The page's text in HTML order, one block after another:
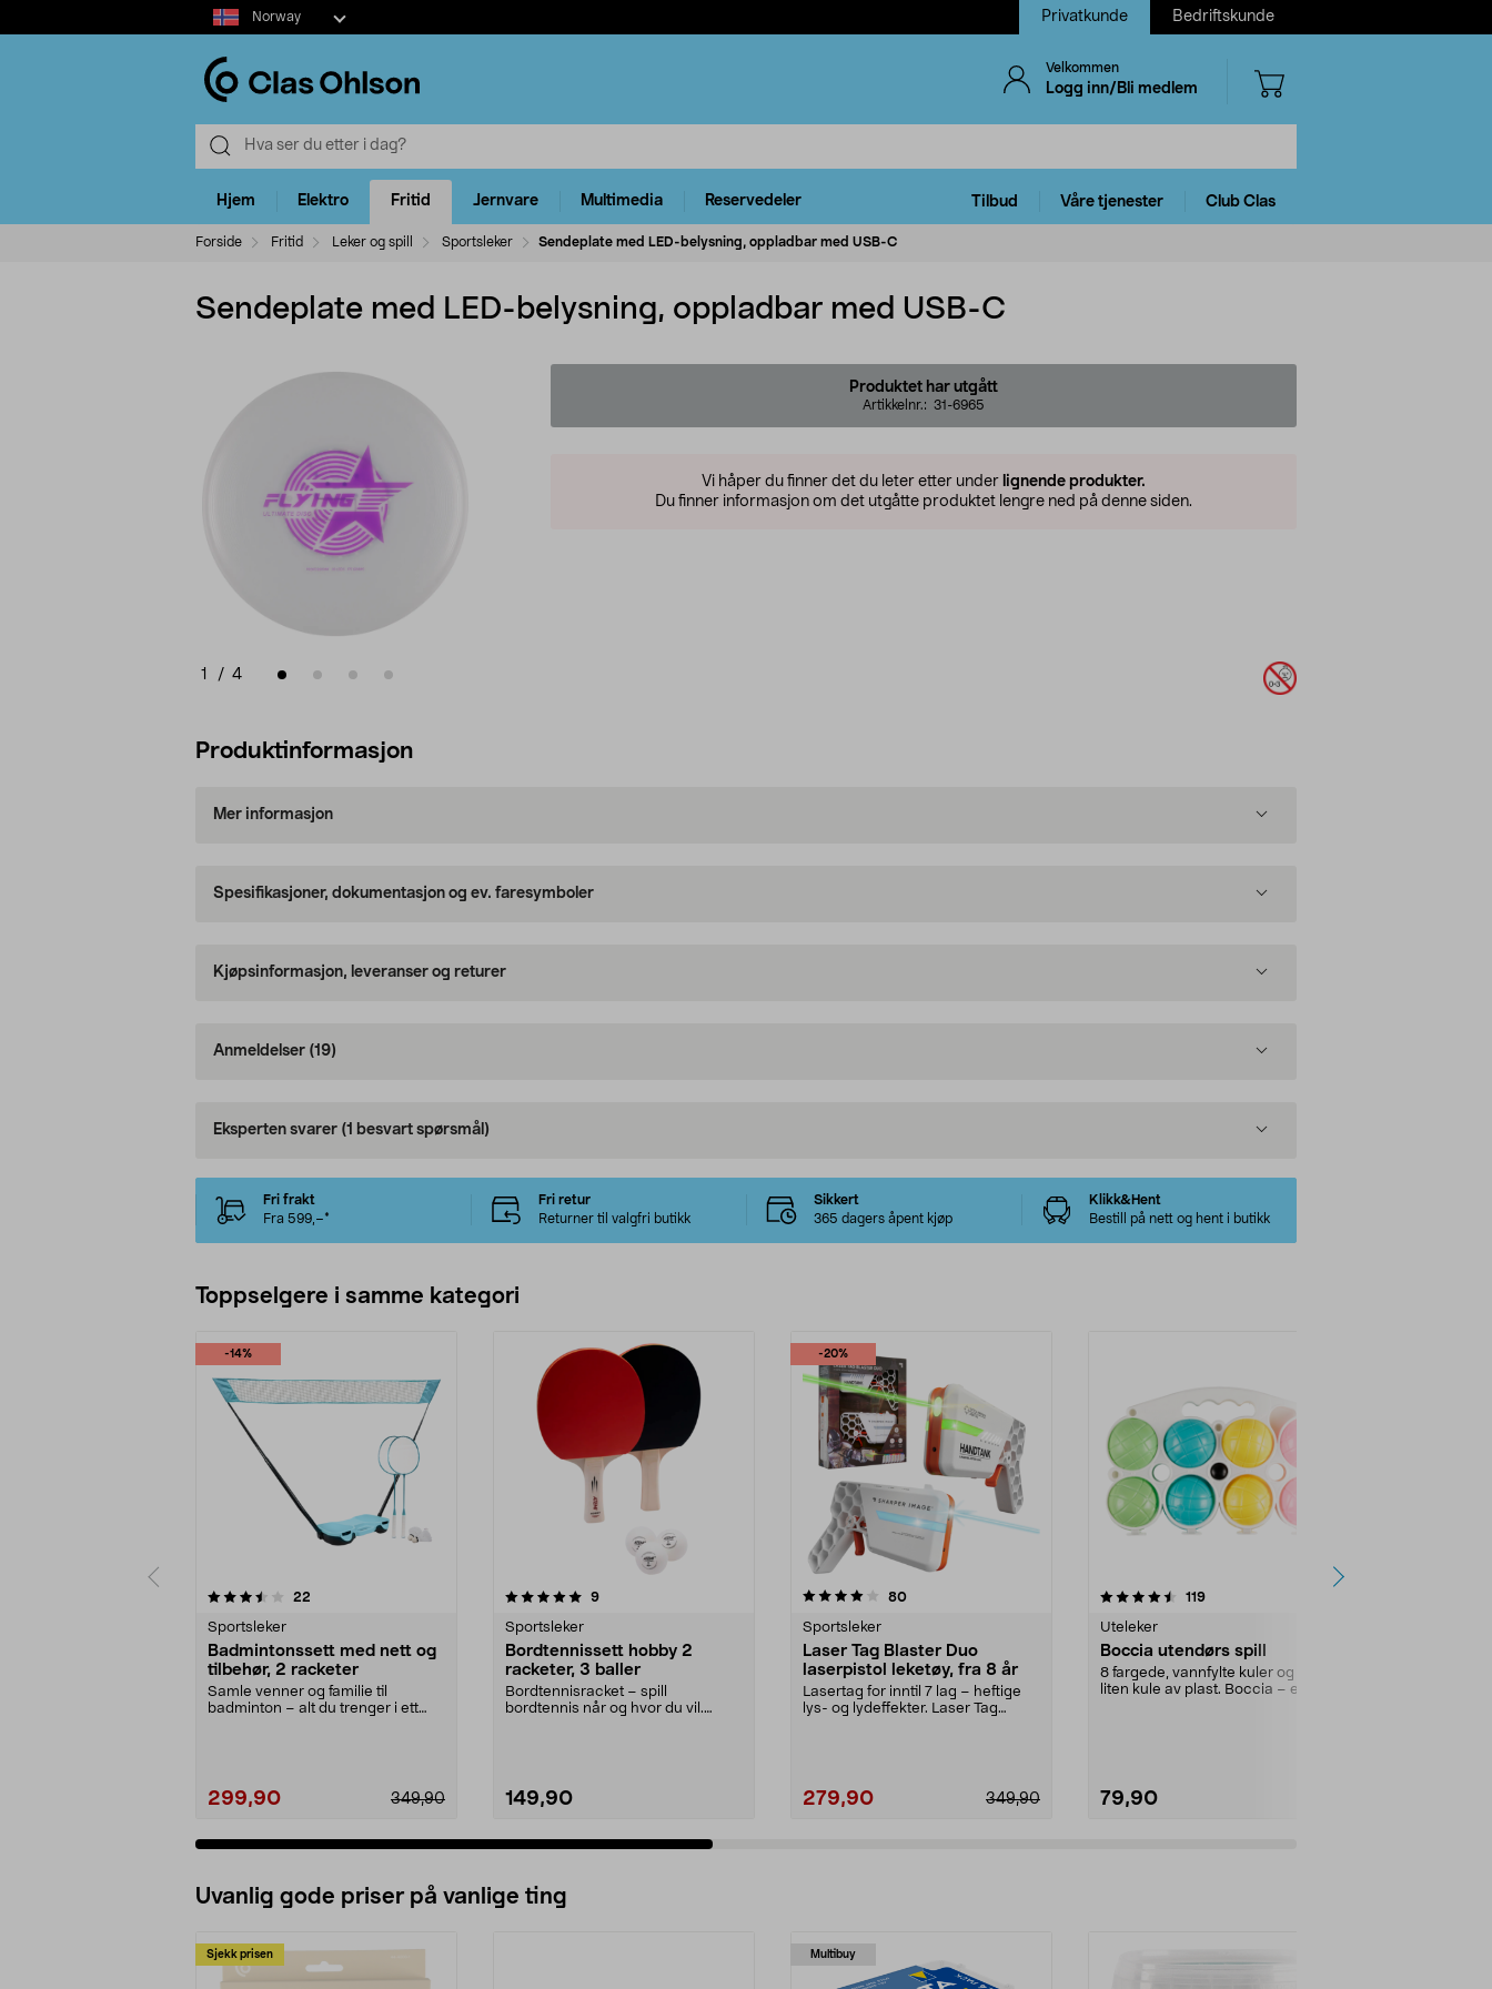
Select
market
Norway Privatkunde Bedriftskunde
Velkommen
Logg inn/Bli medlem
Hjem Elektro Fritid Jernvare Multimedia Reservedeler Tilbud Våre tjenester Club Clas
Forside Fritid Leker og spill Sportsleker Sendeplate med LED-belysning, oppladbar med USB-C
Sendeplate med LED-belysning, oppladbar med USB-C
1 / 4
Produktet har utgått
Artikkelnr.: 31-6965
Vi håper du finner det du leter etter under lignende produkter.
Du finner informasjon om det utgåtte produktet lengre ned på denne siden.
Produktinformasjon
Mer informasjon
Spesifikasjoner, dokumentasjon og ev. faresymboler
Kjøpsinformasjon, leveranser og returer
Anmeldelser (19)
Eksperten svarer (1 besvart spørsmål)
Fri frakt
Fra 599,–*
Fri retur
Returner til valgfri butikk
Sikkert
365 dagers åpent kjøp
Klikk&Hent
Bestill på nett og hent i butikk
Toppselgere i samme kategori
-14%
22
Sportsleker
Badmintonssett med nett og
tilbehør, 2 racketer
Samle venner og familie til
badminton – alt du trenger i ett
299,90 349,90
5.0 av 5 stjerner 9anmeldelser
Sportsleker
Bordtennissett hobby 2
racketer, 3 baller
Bordtennisracket – spill
bordtennis når og hvor du vil.
149,90
-20%
4.0 av 5 stjerner 80anmeldelser
Sportsleker
Laser Tag Blaster Duo
laserpistol leketøy, fra 8 år
Lasertag for inntil 7 lag – heftige
lys- og lydeffekter. Laser Tag
279,90 349,90
4.5 av 5 stjerner 119anmeldelser
Uteleker
Boccia utendørs spill
8 fargede, vannfylte kuler og en
liten kule av plast. Boccia – et
79,90
4.5 av 5 stjerner
Uvanlig gode priser på vanlige ting
Sjekk prisen Multibuy